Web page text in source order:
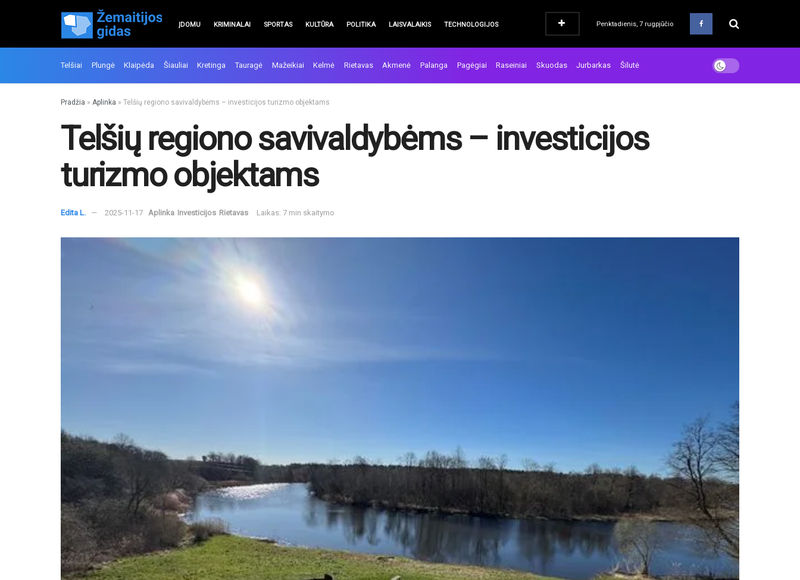
ĮDOMU KRIMINALAI SPORTAS KULTŪRA POLITIKA LAISVALAIKIS TECHNOLOGIJOS Penktadienis, 7 rugpjūčio
Telšiai Plungė Klaipėda Šiauliai Kretinga Tauragė Mažeikiai Kelmė Rietavas Akmenė Palanga Pagėgiai Raseiniai Skuodas Jurbarkas Šilutė
Pradžia » Aplinka » Telšių regiono savivaldybėms – investicijos turizmo objektams
Telšių regiono savivaldybėms – investicijos
turizmo objektams
Edita L. 2025-11-17 Aplinka Investicijos Rietavas Laikas: 7 min skaitymo